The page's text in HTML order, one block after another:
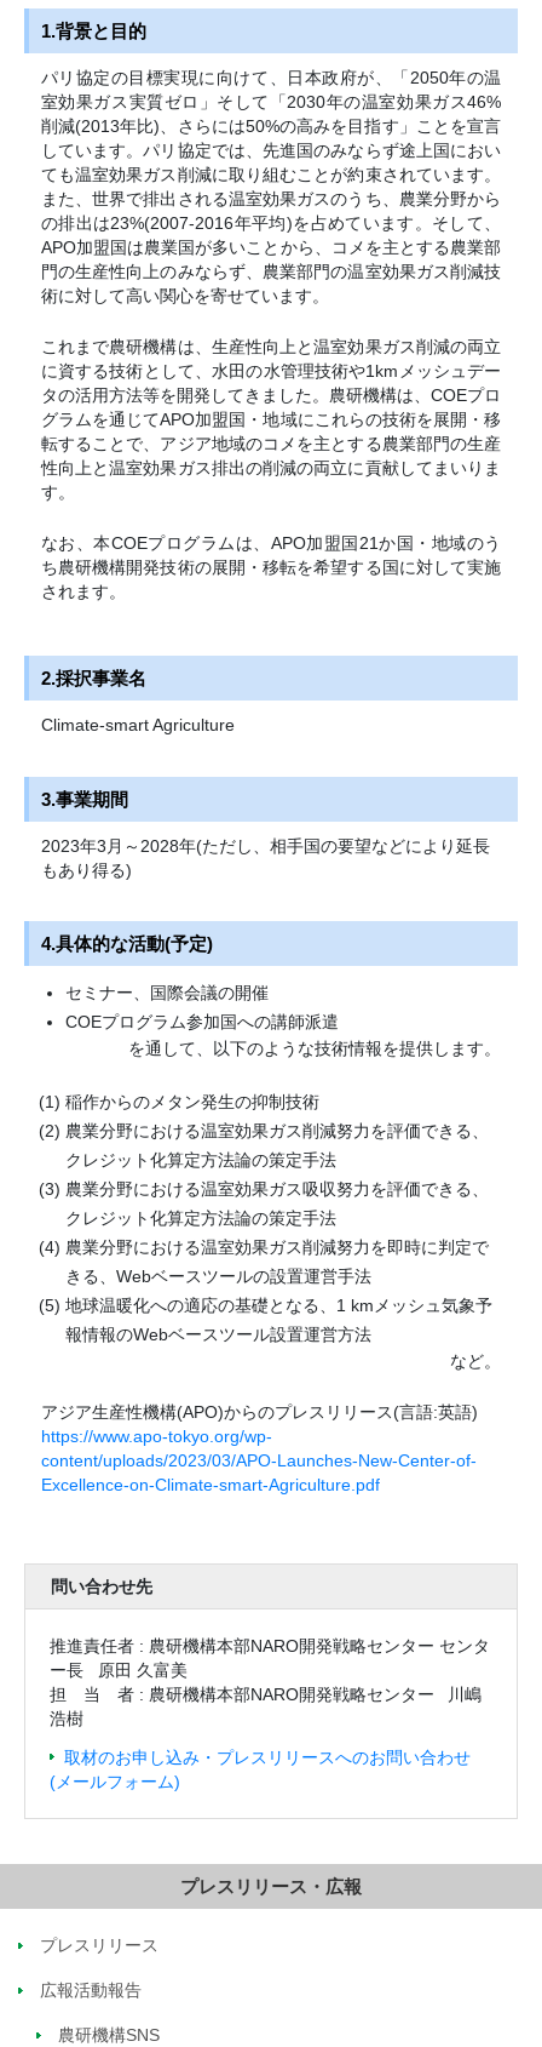
1.背景と目的
パリ協定の目標実現に向けて、日本政府が、「2050年の温
室効果ガス実質ゼロ」そして「2030年の温室効果ガス46%
削減(2013年比)、さらには50%の高みを目指す」ことを宣言
しています。パリ協定では、先進国のみならず途上国におい
ても温室効果ガス削減に取り組むことが約束されています。
また、世界で排出される温室効果ガスのうち、農業分野から
の排出は23%(2007-2016年平均)を占めています。そして、
APO加盟国は農業国が多いことから、コメを主とする農業部
門の生産性向上のみならず、農業部門の温室効果ガス削減技
術に対して高い関心を寄せています。
これまで農研機構は、生産性向上と温室効果ガス削減の両立
に資する技術として、水田の水管理技術や1kmメッシュデー
タの活用方法等を開発してきました。農研機構は、COEプロ
グラムを通じてAPO加盟国・地域にこれらの技術を展開・移
転することで、アジア地域のコメを主とする農業部門の生産
性向上と温室効果ガス排出の削減の両立に貢献してまいりま
す。
なお、本COEプログラムは、APO加盟国21か国・地域のう
ち農研機構開発技術の展開・移転を希望する国に対して実施
されます。
2.採択事業名
Climate-smart Agriculture
3.事業期間
2023年3月～2028年(ただし、相手国の要望などにより延長
もあり得る)
4.具体的な活動(予定)
セミナー、国際会議の開催
COEプログラム参加国への講師派遣
を通して、以下のような技術情報を提供します。
稲作からのメタン発生の抑制技術
農業分野における温室効果ガス削減努力を評価できる、
クレジット化算定方法論の策定手法
農業分野における温室効果ガス吸収努力を評価できる、
クレジット化算定方法論の策定手法
農業分野における温室効果ガス削減努力を即時に判定で
きる、Webベースツールの設置運営手法
地球温暖化への適応の基礎となる、1 kmメッシュ気象予
報情報のWebベースツール設置運営方法
など。
アジア生産性機構(APO)からのプレスリリース(言語:英語)
https://www.apo-tokyo.org/wp-
content/uploads/2023/03/APO-Launches-New-Center-of-
Excellence-on-Climate-smart-Agriculture.pdf
問い合わせ先
推進責任者 : 農研機構本部NARO開発戦略センター センタ
ー長
原田 久富美
担当 者 : 農研機構本部NARO開発戦略センター
川嶋
浩樹
取材のお申し込み・プレスリリースへのお問い合わせ
(メールフォーム)
プレスリリース・広報
プレスリリース
広報活動報告
農研機構SNS